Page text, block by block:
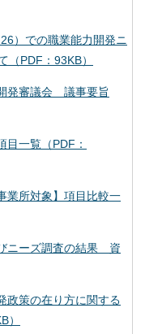
）での職業能力開発ニ
（PDF：93KB）
発審議会 議事要旨
一覧（PDF：
業所対象】項目比較一
ニーズ調査の結果 資
策の在り方に関する
）